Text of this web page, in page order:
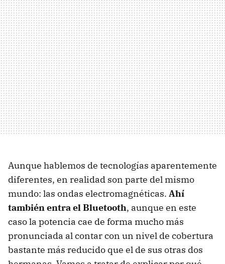
Aunque hablemos de tecnologías aparentemente
diferentes, en realidad son parte del mismo
mundo: las ondas electromagnéticas. Ahí
también entra el Bluetooth, aunque en este
caso la potencia cae de forma mucho más
pronunciada al contar con un nivel de cobertura
bastante más reducido que el de sus otras dos